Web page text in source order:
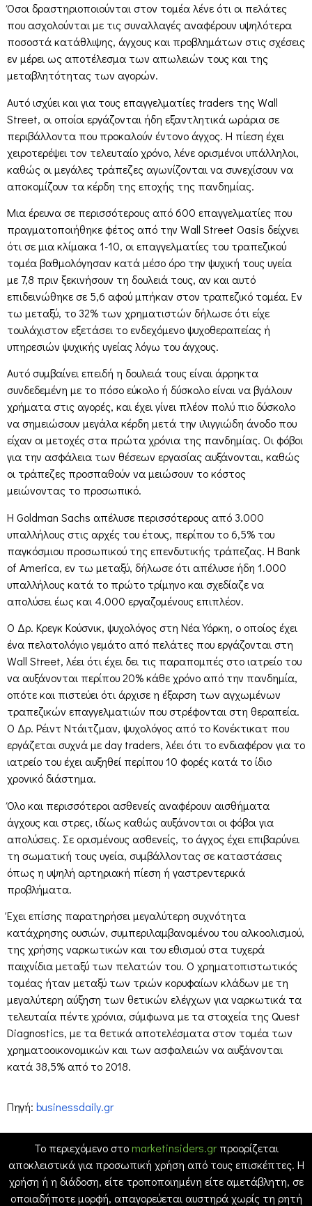
Όσοι δραστηριοποιούνται στον τομέα λένε ότι οι πελάτες
που ασχολούνται με τις συναλλαγές αναφέρουν υψηλότερα
ποσοστά κατάθλιψης, άγχους και προβλημάτων στις σχέσεις
εν μέρει ως αποτέλεσμα των απωλειών τους και της
μεταβλητότητας των αγορών.
Αυτό ισχύει και για τους επαγγελματίες traders της Wall
Street, οι οποίοι εργάζονται ήδη εξαντλητικά ωράρια σε
περιβάλλοντα που προκαλούν έντονο άγχος. Η πίεση έχει
χειροτερέψει τον τελευταίο χρόνο, λένε ορισμένοι υπάλληλοι,
καθώς οι μεγάλες τράπεζες αγωνίζονται να συνεχίσουν να
αποκομίζουν τα κέρδη της εποχής της πανδημίας.
Μια έρευνα σε περισσότερους από 600 επαγγελματίες που
πραγματοποιήθηκε φέτος από την Wall Street Oasis δείχνει
ότι σε μια κλίμακα 1-10, οι επαγγελματίες του τραπεζικού
τομέα βαθμολόγησαν κατά μέσο όρο την ψυχική τους υγεία
με 7,8 πριν ξεκινήσουν τη δουλειά τους, αν και αυτό
επιδεινώθηκε σε 5,6 αφού μπήκαν στον τραπεζικό τομέα. Εν
τω μεταξύ, το 32% των χρηματιστών δήλωσε ότι είχε
τουλάχιστον εξετάσει το ενδεχόμενο ψυχοθεραπείας ή
υπηρεσιών ψυχικής υγείας λόγω του άγχους.
Αυτό συμβαίνει επειδή η δουλειά τους είναι άρρηκτα
συνδεδεμένη με το πόσο εύκολο ή δύσκολο είναι να βγάλουν
χρήματα στις αγορές, και έχει γίνει πλέον πολύ πιο δύσκολο
να σημειώσουν μεγάλα κέρδη μετά την ιλιγγιώδη άνοδο που
είχαν οι μετοχές στα πρώτα χρόνια της πανδημίας. Οι φόβοι
για την ασφάλεια των θέσεων εργασίας αυξάνονται, καθώς
οι τράπεζες προσπαθούν να μειώσουν το κόστος
μειώνοντας το προσωπικό.
Η Goldman Sachs απέλυσε περισσότερους από 3.000
υπαλλήλους στις αρχές του έτους, περίπου το 6,5% του
παγκόσμιου προσωπικού της επενδυτικής τράπεζας. Η Bank
of America, εν τω μεταξύ, δήλωσε ότι απέλυσε ήδη 1.000
υπαλλήλους κατά το πρώτο τρίμηνο και σχεδίαζε να
απολύσει έως και 4.000 εργαζομένους επιπλέον.
Ο Δρ. Κρεγκ Κούσνικ, ψυχολόγος στη Νέα Υόρκη, ο οποίος έχει
ένα πελατολόγιο γεμάτο από πελάτες που εργάζονται στη
Wall Street, λέει ότι έχει δει τις παραπομπές στο ιατρείο του
να αυξάνονται περίπου 20% κάθε χρόνο από την πανδημία,
οπότε και πιστεύει ότι άρχισε η έξαρση των αγχωμένων
τραπεζικών επαγγελματιών που στρέφονται στη θεραπεία.
Ο Δρ. Ρέιντ Ντάιτζμαν, ψυχολόγος από το Κονέκτικατ που
εργάζεται συχνά με day traders, λέει ότι το ενδιαφέρον για το
ιατρείο του έχει αυξηθεί περίπου 10 φορές κατά το ίδιο
χρονικό διάστημα.
Όλο και περισσότεροι ασθενείς αναφέρουν αισθήματα
άγχους και στρες, ιδίως καθώς αυξάνονται οι φόβοι για
απολύσεις. Σε ορισμένους ασθενείς, το άγχος έχει επιβαρύνει
τη σωματική τους υγεία, συμβάλλοντας σε καταστάσεις
όπως η υψηλή αρτηριακή πίεση ή γαστρεντερικά
προβλήματα.
Έχει επίσης παρατηρήσει μεγαλύτερη συχνότητα
κατάχρησης ουσιών, συμπεριλαμβανομένου του αλκοολισμού,
της χρήσης ναρκωτικών και του εθισμού στα τυχερά
παιχνίδια μεταξύ των πελατών του. Ο χρηματοπιστωτικός
τομέας ήταν μεταξύ των τριών κορυφαίων κλάδων με τη
μεγαλύτερη αύξηση των θετικών ελέγχων για ναρκωτικά τα
τελευταία πέντε χρόνια, σύμφωνα με τα στοιχεία της Quest
Diagnostics, με τα θετικά αποτελέσματα στον τομέα των
χρηματοοικονομικών και των ασφαλειών να αυξάνονται
κατά 38,5% από το 2018.
Πηγή: businessdaily.gr
Το περιεχόμενο στοmarketinsiders.grπροορίζεται
αποκλειστικά για προσωπική χρήση από τους επισκέπτες. Η
χρήση ή η διάδοση, είτε τροποποιημένη είτε αμετάβλητη, σε
οποιαδήποτε μορφή, απαγορεύεται αυστηρά χωρίς τη ρητή